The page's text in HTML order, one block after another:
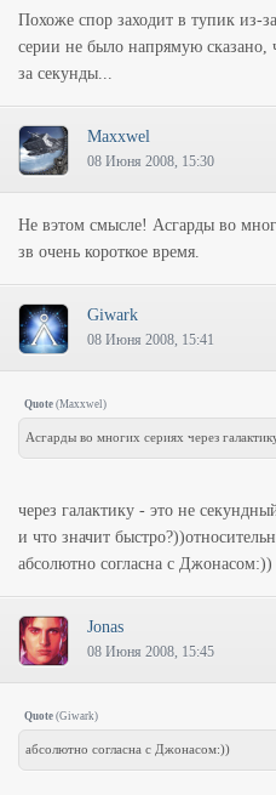
Похоже спор заходит в тупик из-
серии не было напрямую сказано,
за секунды...
Maxxwel
08 Июня 2008, 15:30
Не вэтом смысле! Асгарды во
зв очень короткое время.
Giwark
08 Июня 2008, 15:41
Quote (Maxxwel)
Асгарды во многих сериях через
через галактику - это не
и что значит
абсолютно согласна с Джонасом:))
Jonas
08 Июня 2008, 15:45
Quote (Giwark)
абсолютно согласна с Джонасом:))